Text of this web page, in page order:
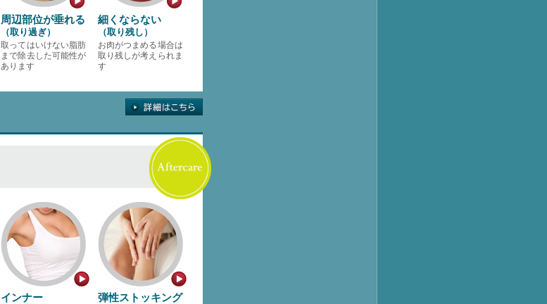
周辺部位が垂れる
（取り過ぎ）
取ってはいけない脂肪
まで除去した可能性が
あります
細くならない
（取り残し）
お肉がつまめる場合は
取り残しが考えられま
す
インナー 弾性ストッキング